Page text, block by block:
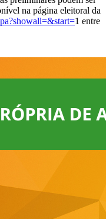
na página eleitoral da
1 entre